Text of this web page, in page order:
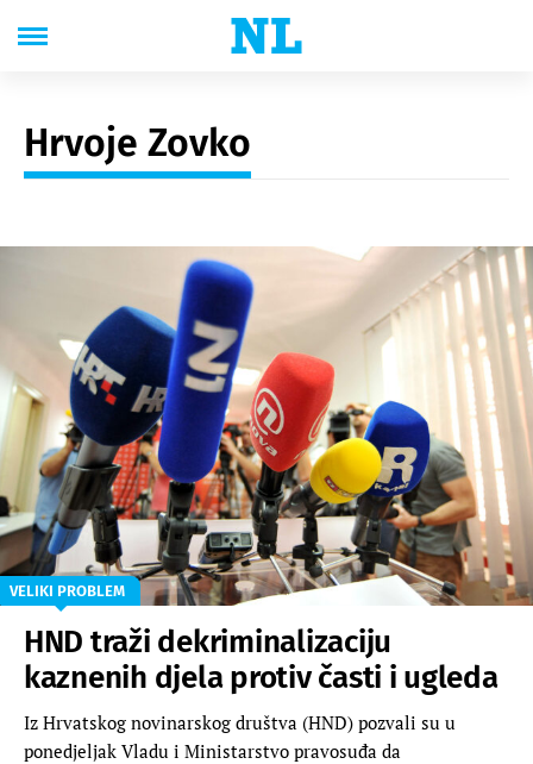
Hrvoje Zovko
VELIKI PROBLEM
HND traži dekriminalizaciju
kaznenih djela protiv časti i ugleda
Iz Hrvatskog novinarskog društva (HND) pozvali su u
ponedjeljak Vladu i Ministarstvo pravosuđa da